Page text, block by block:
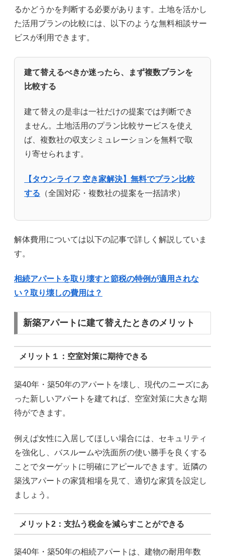
るかどうかを判断する必要があります。土地を活かし
た活用プランの比較には、以下のような無料相談サー
ビスが利用できます。
建て替えるべきか迷ったら、まず複数プランを
比較する
建て替えの是非は一社だけの提案では判断でき
ません。土地活用のプラン比較サービスを使え
ば、複数社の収支シミュレーションを無料で取
り寄せられます。
【タウンライフ 空き家解決】無料でプラン比較
する （全国対応・複数社の提案を一括請求）
解体費用については以下の記事で詳しく解説していま
す。
相続アパートを取り壊すと節税の特例が適用されな
い？取り壊しの費用は？
新築アパートに建て替えたときのメリット
メリット１：空室対策に期待できる
築40年・築50年のアパートを壊し、現代のニーズにあ
った新しいアパートを建てれば、空室対策に大きな期
待ができます。
例えば女性に入居してほしい場合には、セキュリティ
を強化し、バスルームや洗面所の使い勝手を良くする
ことでターゲットに明確にアピールできます。近隣の
築浅アパートの家賃相場を見て、適切な家賃を設定し
ましょう。
メリット2：支払う税金を減らすことができる
築40年・築50年の相続アパートは、建物の耐用年数